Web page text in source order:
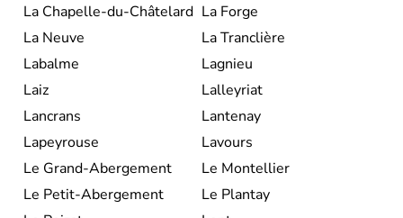
La Chapelle-du-Châtelard La Forge
La Neuve
La Tranclière
Labalme
Lagnieu
Laiz
Lalleyriat
Lancrans
Lantenay
Lapeyrouse
Lavours
Le Grand-Abergement
Le Montellier
Le Petit-Abergement
Le Plantay